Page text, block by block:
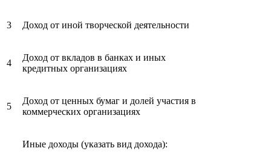
3 Доход от иной творческой деятельности
4
Доход от вкладов в банках и иных
кредитных организациях
5
Доход от ценных бумаг и долей участия в
коммерческих организациях
Иные доходы (указать вид дохода):